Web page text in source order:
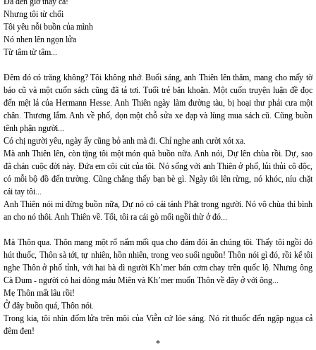
Nhưng tôi từ chối
Tôi yêu nỗi buồn của mình
Nó nhen lên ngọn lửa
Từ tâm từ tâm...
Đêm đó có trăng không? Tôi không nhớ. Buổi sáng, anh Thiên lên thăm, mang cho mấy tờ
báo cũ và một cuốn sách cũng đã tả tơi. Tuổi trẻ băn khoăn. Một cuốn truyện luận đề đọc
đến mệt lả của Hermann Hesse. Anh Thiên ngày làm đường tàu, bị hoại thư phải cưa một
chân. Thương lắm. Anh về phố, dọn một chỗ sửa xe đạp và lùng mua sách cũ. Cũng buồn
tênh phận người...
Có chị người yêu, ngày ấy cũng bỏ anh mà đi. Chỉ nghe anh cười xót xa.
Mà anh Thiên lên, còn tặng tôi một món quà buồn nữa. Anh nói, Dự lên chùa rồi. Dự, sao
đã chán cuộc đời này. Đứa em côi cút của tôi. Nó sống với anh Thiên ở phố, lủi thủi cô độc,
có mỗi bộ đồ đến trường. Cũng chẳng thấy bạn bè gì. Ngày tôi lên rừng, nó khóc, níu chặt
cái tay tôi...
Anh Thiên nói mi đừng buồn nữa, Dự nó có cái tánh Phật trong người. Nó vô chùa thì bình
an cho nó thôi. Anh Thiên về. Tối, tôi ra cái gò mối ngồi thừ ở đó...
Mà Thôn qua. Thôn mang một rổ nấm mối qua cho đám đói ăn chúng tôi. Thấy tôi ngồi đó
hút thuốc, Thôn sà tới, tự nhiên, hồn nhiên, trong veo suối nguồn! Thôn nói gì đó, rồi kể tôi
nghe Thôn ở phố tỉnh, với hai bà dì người Kh’mer bán cơm chay trên quốc lộ. Nhưng ông
Cà Đum - người có hai dòng máu Miên và Kh’mer muốn Thôn về đây ở với ông...
Mẹ Thôn mất lâu rồi!
Ở đây buồn quá, Thôn nói.
Trong kia, tôi nhìn đốm lửa trên môi của Viễn cứ lóe sáng. Nó rít thuốc đến ngập ngụa cả
đêm đen!
*